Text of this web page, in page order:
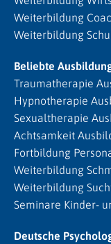
Weiterbildung
Weiterbildung
Beliebte
Traumatherapie
Hypnotherapie
Sexualtherapie
Achtsamkeit
Fortbildung
Weiterbildung
Weiterbildung
Seminare Kinder-
Deutsche